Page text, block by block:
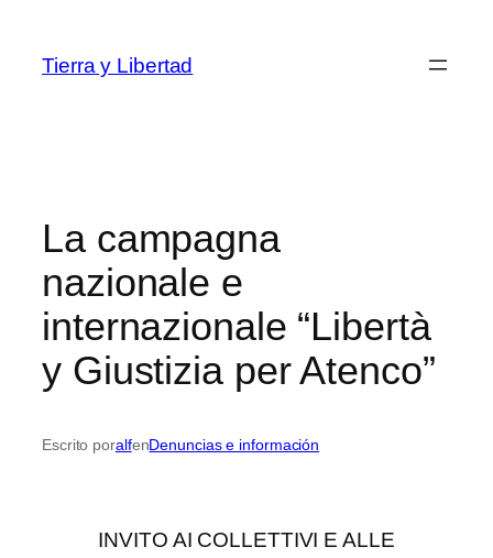
contenido
Tierra y Libertad
La campagna
nazionale e
internazionale “Libertà
y Giustizia per Atenco”
Escrito poralfenDenuncias e información
INVITO AI COLLETTIVI E ALLE